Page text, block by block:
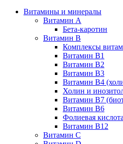
Витамины и минералы
Витамин A
Бета-каротин
Витамин B
Комплексы
Витамин B1
Витамин B2
Витамин B3
Витамин B4
Холин и
Витамин B7
Витамин B6
Фолиевая
Витамин B12
Витамин C